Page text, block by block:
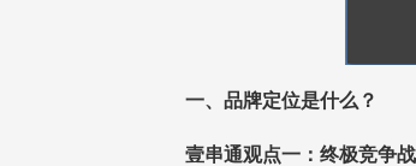
一、品牌定位是什么？
壹串通观点一：终极竞争战